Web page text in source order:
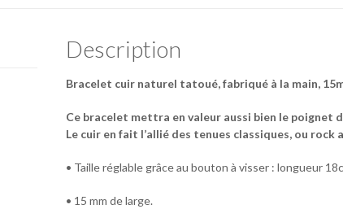
Description
Bracelet cuir naturel tatoué, fabriqué à la main,
Ce bracelet mettra en valeur aussi bien le poignet
Le cuir en fait l’allié des tenues classiques, ou rock
• Taille réglable grâce au bouton à visser : longueur
• 15 mm de large.